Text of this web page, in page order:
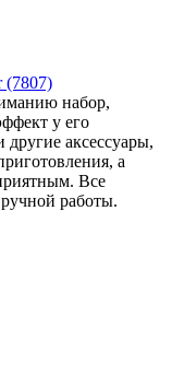
(7807)
набор,
у его
аксессуары,
а
Все
работы.